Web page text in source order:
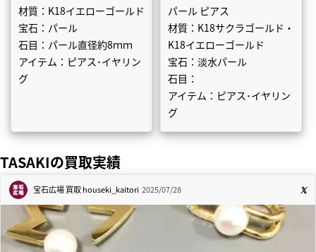
材質：K18イエローゴールド
宝石：パール
石目：パール直径約8ｍｍ
アイテム：ピアス･イヤリン
グ
パール ピアス
材質：K18サクラゴールド・
K18イエローゴールド
宝石：淡水パール
石目：
アイテム：ピアス･イヤリン
グ
TASAKIの買取実績
宝石広場 買取houseki_kaitori 2025/07/28